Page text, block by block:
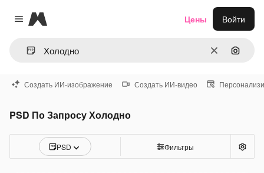
Close menu
Magnific
ОчиститьПоиск
Цены Войти
Создать ИИ-изображение Создать ИИ-видео
PSD По Запросу Холодно
PSD Фильтры